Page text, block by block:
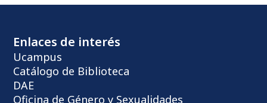
Enlaces de interés
Ucampus
Catálogo de Biblioteca
DAE
Oficina de Género y Sexualidades